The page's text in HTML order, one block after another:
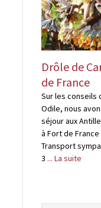
Drôle de
de France
Sur les conseils
Odile, nous
séjour aux
à Fort de
Transport
3 ... La suite